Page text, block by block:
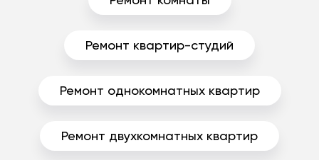
Ремонт квартир-студий
Ремонт однокомнатных квартир
Ремонт двухкомнатных квартир